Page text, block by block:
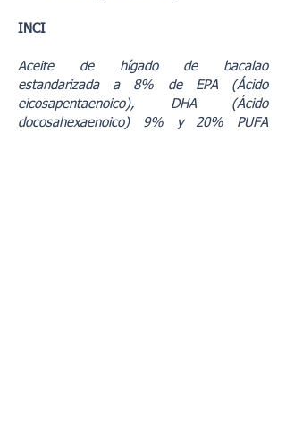
INCI
Aceite de hígado de bacalao
estandarizada a 8% de EPA (Ácido
eicosapentaenoico), DHA (Ácido
docosahexaenoico) 9% y 20% PUFA